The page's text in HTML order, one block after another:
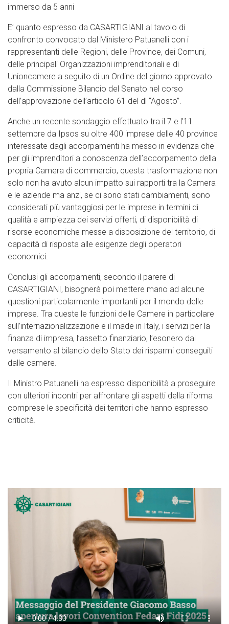
immerso da 5 anni
E’ quanto espresso da CASARTIGIANI al tavolo di
confronto convocato dal Ministero Patuanelli con i
rappresentanti delle Regioni, delle Province, dei Comuni,
delle principali Organizzazioni imprenditoriali e di
Unioncamere a seguito di un Ordine del giorno approvato
dalla Commissione Bilancio del Senato nel corso
dell’approvazione dell’articolo 61 del dl “Agosto”.
Anche un recente sondaggio effettuato tra il 7 e l’11
settembre da Ipsos su oltre 400 imprese delle 40 province
interessate dagli accorpamenti ha messo in evidenza che
per gli imprenditori a conoscenza dell’accorpamento della
propria Camera di commercio, questa trasformazione non
solo non ha avuto alcun impatto sui rapporti tra la Camera
e le aziende ma anzi, se ci sono stati cambiamenti, sono
considerati più vantaggiosi per le imprese in termini di
qualità e ampiezza dei servizi offerti, di disponibilità di
risorse economiche messe a disposizione del territorio, di
capacità di risposta alle esigenze degli operatori
economici.
Conclusi gli accorpamenti, secondo il parere di
CASARTIGIANI, bisognerà poi mettere mano ad alcune
questioni particolarmente importanti per il mondo delle
imprese. Tra queste le funzioni delle Camere in particolare
sull’internazionalizzazione e il made in Italy, i servizi per la
finanza di impresa, l’assetto finanziario, l’esonero dal
versamento al bilancio dello Stato dei risparmi conseguiti
dalle camere.
Il Ministro Patuanelli ha espresso disponibilità a proseguire
con ulteriori incontri per affrontare gli aspetti della riforma
comprese le specificità dei territori che hanno espresso
criticità.